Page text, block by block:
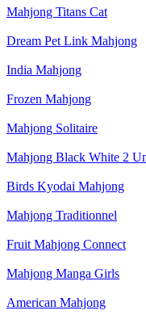
Mahjong Titans Cat
Dream Pet Link Mahjong
India Mahjong
Frozen Mahjong
Mahjong Solitaire
Mahjong Black White 2
Birds Kyodai Mahjong
Mahjong Traditionnel
Fruit Mahjong Connect
Mahjong Manga Girls
American Mahjong